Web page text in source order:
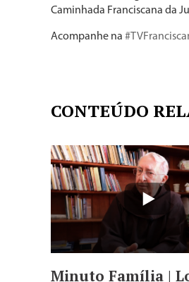
Caminhada Franciscana da
Acompanhe na
CONTEÚDO
Minuto Família |